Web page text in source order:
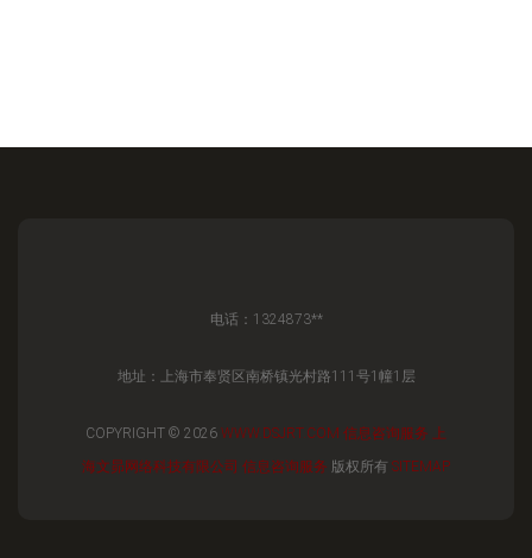
电话：1324873**
地址：上海市奉贤区南桥镇光村路111号1幢1层
COPYRIGHT © 2026 WWW.DSJRT.COM 信息咨询服务
上
海文昴网络科技有限公司 信息咨询服务 版权所有 SITEMAP